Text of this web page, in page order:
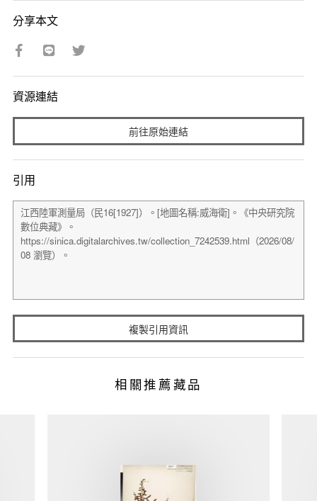
分享本文
資源連結
前往原始連結
引用
複製引用資訊
相關推薦藏品